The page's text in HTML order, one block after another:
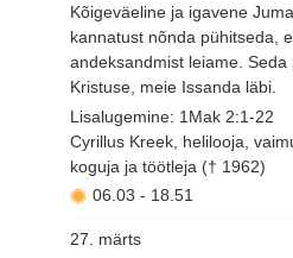
Kõigeväeline ja igavene
kannatust nõnda pühitseda,
andeksandmist leiame.
Kristuse, meie Issanda läbi.
Lisalugemine: 1Mak 2:1-22
Cyrillus Kreek, helilooja,
koguja ja töötleja († 1962)
06.03 - 18.51
27. märts